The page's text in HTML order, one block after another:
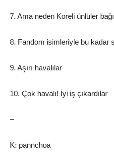
7. Ama neden Koreli ünlüler
8. Fandom isimleriyle bu kadar
9. Aşırı havalılar
10. Çok havalı! İyi iş çıkardılar
–
K: pannchoa